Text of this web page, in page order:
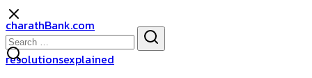
Skip
to
content
charathBank.com
Search
for:
resolutionsexplained